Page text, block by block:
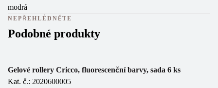
modrá
NEPŘEHLÉDNĚTE
Podobné produkty
Gelové rollery Cricco, fluorescenční barvy, sada 6 ks
Kat. č.: 2020600005